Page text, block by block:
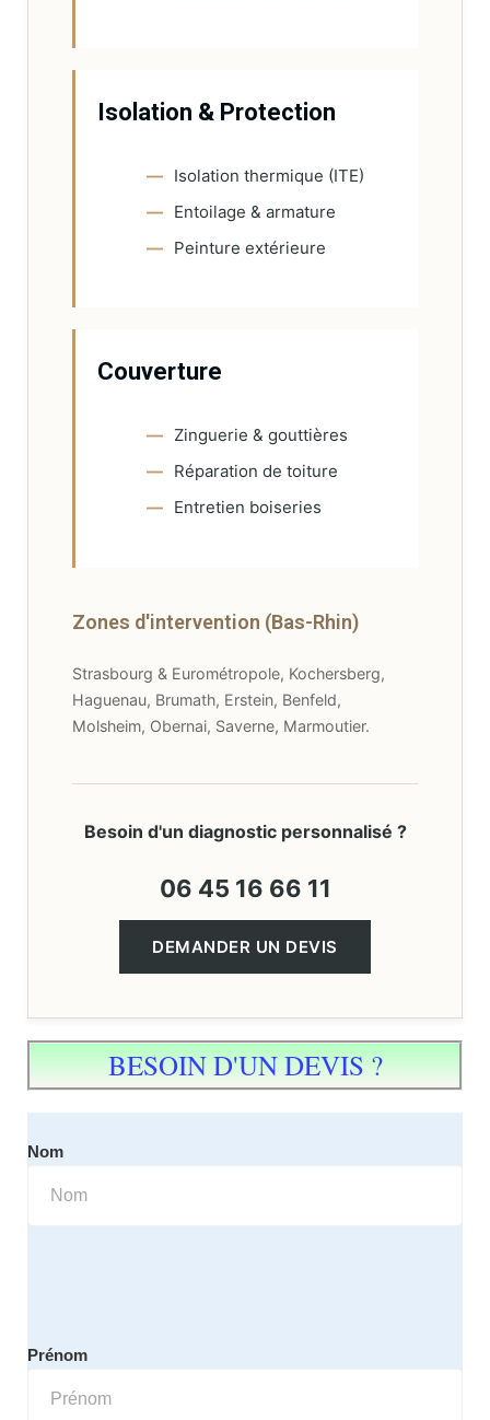
Isolation & Protection
Isolation thermique (ITE)
Entoilage & armature
Peinture extérieure
Couverture
Zinguerie & gouttières
Réparation de toiture
Entretien boiseries
Zones d'intervention (Bas-Rhin)
Strasbourg & Eurométropole, Kochersberg,
Haguenau, Brumath, Erstein, Benfeld,
Molsheim, Obernai, Saverne, Marmoutier.
Besoin d'un diagnostic personnalisé ?
06 45 16 66 11
DEMANDER UN DEVIS
BESOIN D'UN DEVIS ?
Nom
Prénom